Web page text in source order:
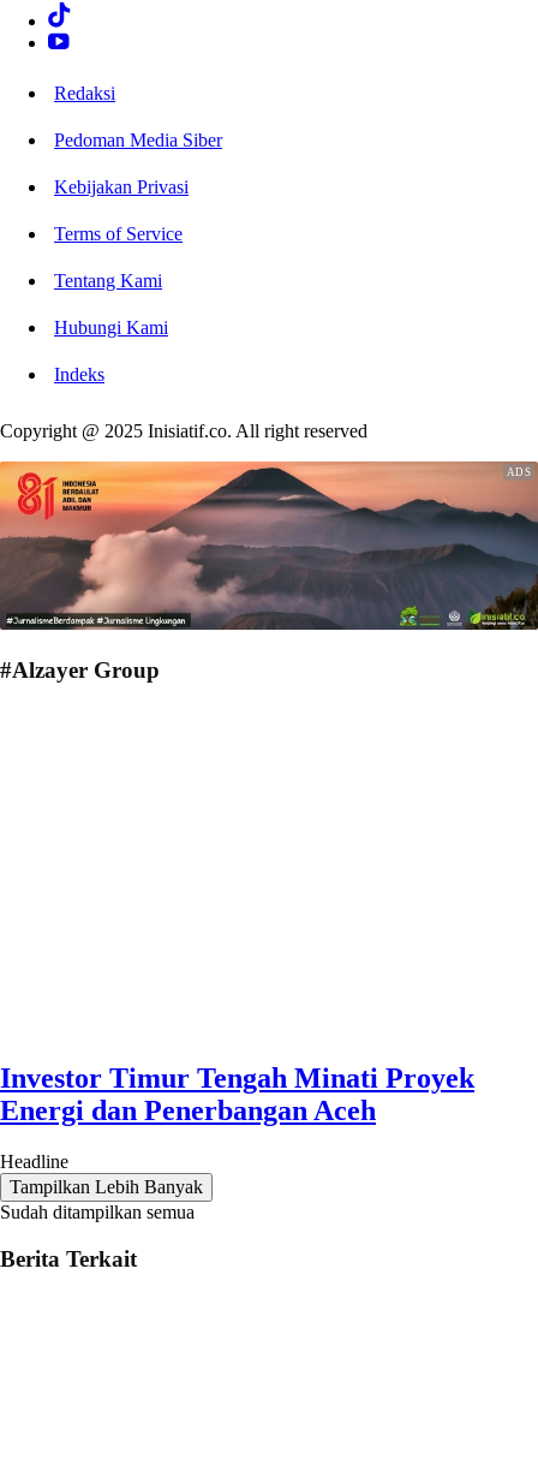
Redaksi
Pedoman Media Siber
Kebijakan Privasi
Terms of Service
Tentang Kami
Hubungi Kami
Indeks
Copyright @ 2025 Inisiatif.co. All right reserved
#Alzayer Group
Investor Timur Tengah Minati Proyek
Energi dan Penerbangan Aceh
Headline
Tampilkan Lebih Banyak
Sudah ditampilkan semua
Berita Terkait